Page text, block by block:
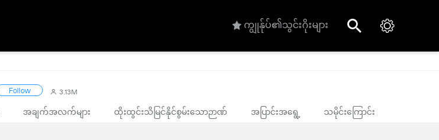
ကျွုန်ုပ်၏သွင်းဂိုးများ
Follow 3.13M
အချက်အလက်များ ထိုးထွင်းသိမြင်နိုင်စွမ်းသောဉာဏ် အပြာင်းအရွေ့ သမိုင်းကြောင်း